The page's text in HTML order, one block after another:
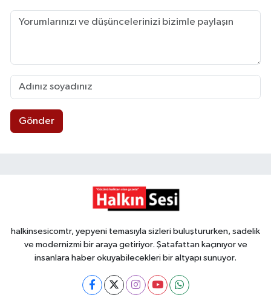
Gönder
halkinsesicomtr, yepyeni temasıyla sizleri buluştururken, sadelik
ve modernizmi bir araya getiriyor. Şatafattan kaçınıyor ve
insanlara haber okuyabilecekleri bir altyapı sunuyor.